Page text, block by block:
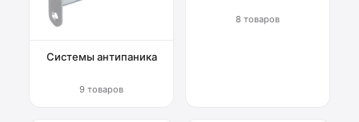
Системы антипаника
9 товаров
8 товаров